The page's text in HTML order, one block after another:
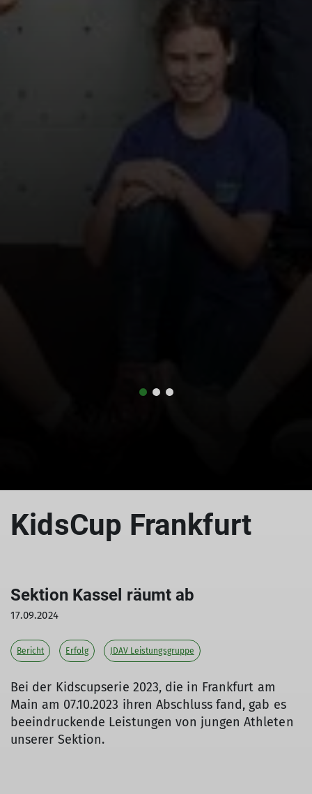
KidsCup Frankfurt
Sektion Kassel räumt ab
17.09.2024
Bericht Erfolg JDAV Leistungsgruppe
Bei der Kidscupserie 2023, die in Frankfurt am
Main am 07.10.2023 ihren Abschluss fand, gab es
beeindruckende Leistungen von jungen Athleten
unserer Sektion.